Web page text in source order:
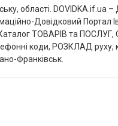
області.
Довідковий
ТОВАРІВ та ПОСЛУГ,
коди, РОЗКЛАД
Франківськ.